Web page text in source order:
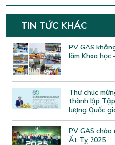
TIN TỨC KHÁC
PV GAS
lãm Khoa học
Thư chúc
thành lập
lượng Quốc
PV GAS
Ất Tỵ 2025